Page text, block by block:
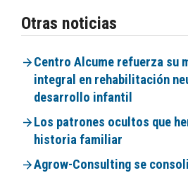
Otras noticias
Centro Alcume refuerza su
integral en rehabilitación
desarrollo infantil
Los patrones ocultos que
historia familiar
Agrow-Consulting se